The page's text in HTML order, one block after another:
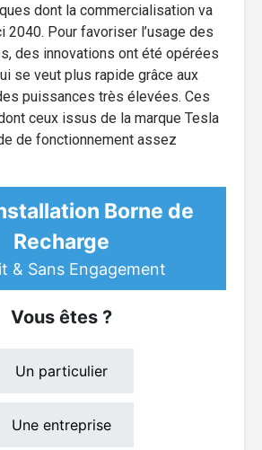
dont la commercialisation va
2040. Pour favoriser l’usage des
des innovations ont été opérées
se veut plus rapide grâce aux
puissances très élevées. Ces
ceux issus de la marque Tesla
de fonctionnement assez